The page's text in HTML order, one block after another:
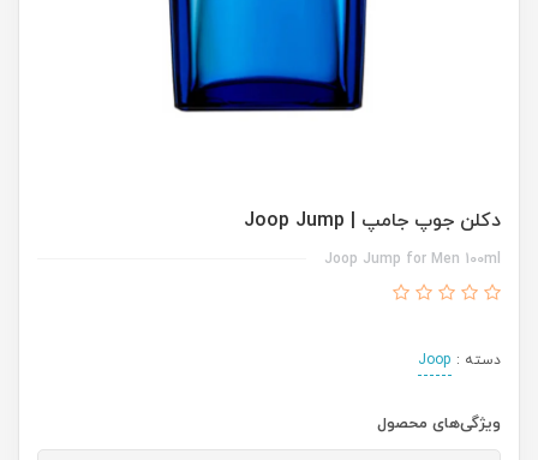
دکلن جوپ جامپ | Joop Jump
Joop Jump for Men 100ml
دسته : Joop
ویژگی‌های محصول